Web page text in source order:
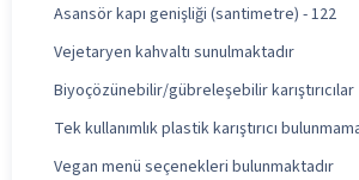
Asansör kapı genişliği (santimetre) - 122
Vejetaryen kahvaltı sunulmaktadır
Biyoçözünebilir/gübreleşebilir karıştırıcılar
Tek kullanımlık plastik karıştırıcı
Vegan menü seçenekleri bulunmaktadır